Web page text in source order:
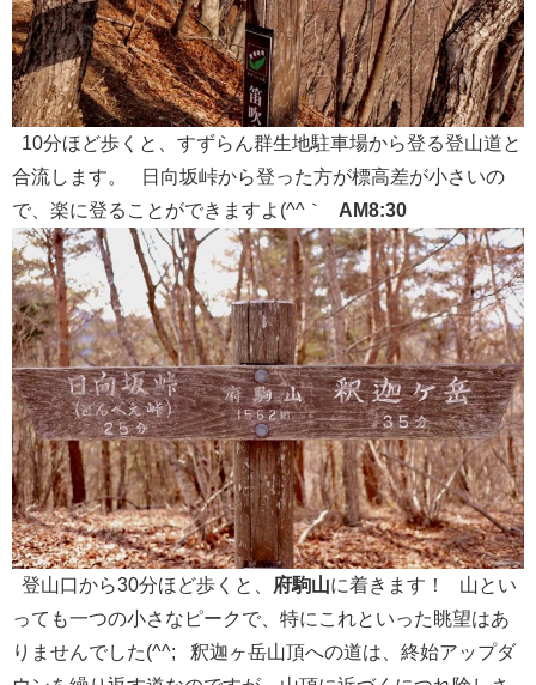
10分ほど歩くと、すずらん群生地駐車場から登る登山道と
合流します。 日向坂峠から登った方が標高差が小さいの
で、楽に登ることができますよ(^^｀ AM8:30
登山口から30分ほど歩くと、 府駒山に着きます！ 山とい
っても一つの小さなピークで、特にこれといった眺望はあ
りませんでした(^^; 釈迦ヶ岳山頂への道は、終始アップダ